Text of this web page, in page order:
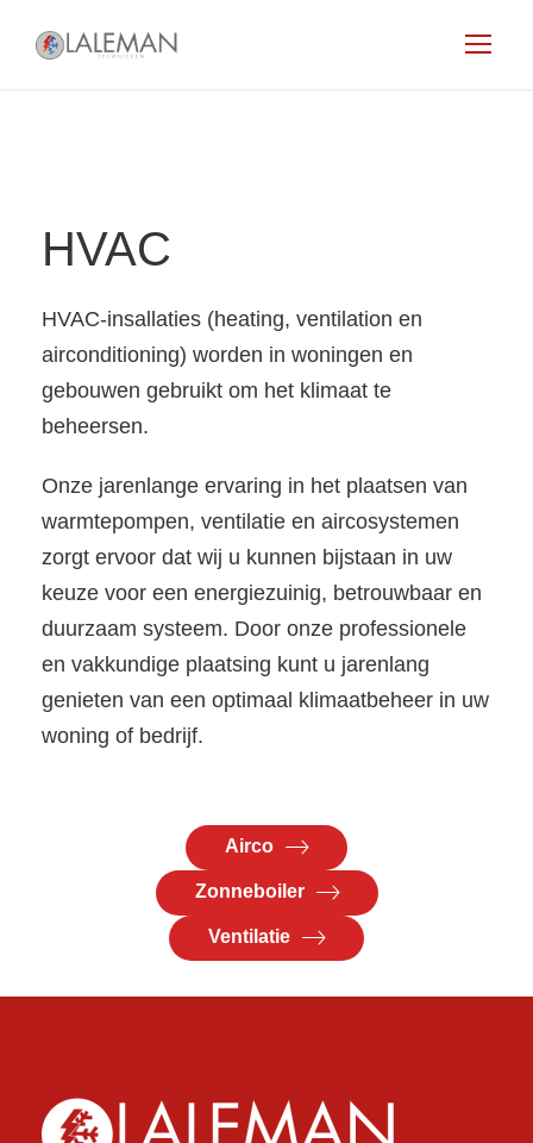
HVAC
HVAC-insallaties (heating, ventilation en
airconditioning) worden in woningen en
gebouwen gebruikt om het klimaat te
beheersen.
Onze jarenlange ervaring in het plaatsen van
warmtepompen, ventilatie en aircosystemen
zorgt ervoor dat wij u kunnen bijstaan in uw
keuze voor een energiezuinig, betrouwbaar en
duurzaam systeem. Door onze professionele
en vakkundige plaatsing kunt u jarenlang
genieten van een optimaal klimaatbeheer in uw
woning of bedrijf.
Airco
Zonneboiler
Ventilatie